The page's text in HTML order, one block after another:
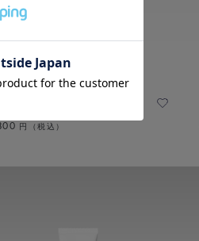
円（税込）